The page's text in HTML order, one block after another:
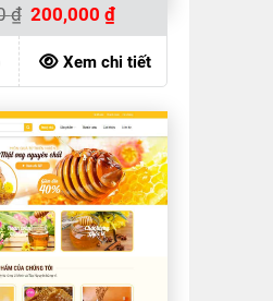
₫ Giá
gốc
là:
1,000,000 ₫.
200,000 ₫Giá
hiện
tại
là:
200,000 ₫.
Xem chi tiết